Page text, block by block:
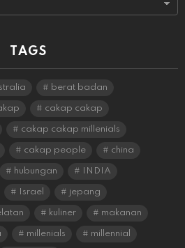
TAGS
berat badan
cakap cakap
cakap cakap millenials
cakap people china
hubungan INDIA
Israel jepang
kuliner makanan
millenials millennial